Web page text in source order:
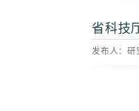
省科技
发布人：